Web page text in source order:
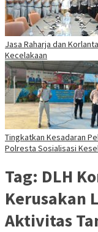
Jasa Raharja dan
Kecelakaan
Tingkatkan Kesadaran
Polresta Sosialisasi
Tag: DLH
Kerusakan
Aktivitas